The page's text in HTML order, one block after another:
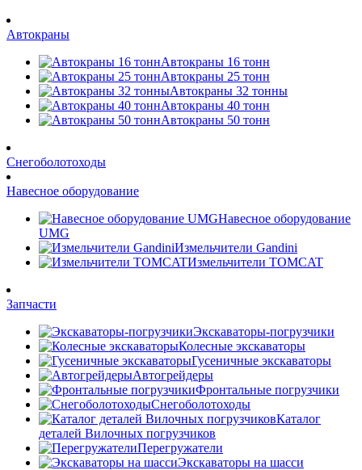
Автокраны
Автокраны 16 тонн
Автокраны 25 тонн
Автокраны 32 тонны
Автокраны 40 тонн
Автокраны 50 тонн
Снегоболотоходы
Навесное оборудование
Навесное оборудование
UMG
Измельчители Gandini
Измельчители TOMCAT
Запчасти
Экскаваторы-погрузчики
Колесные экскаваторы
Гусеничные экскаваторы
Автогрейдеры
Фронтальные погрузчики
Снегоболотоходы
Каталог
деталей Вилочных погрузчиков
Перегружатели
Экскаваторы на шасси